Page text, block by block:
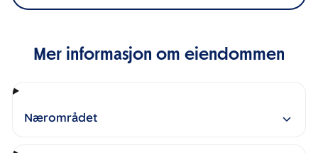
Mer informasjon om eiendommen
Nærområdet